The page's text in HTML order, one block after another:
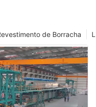
de Borracha